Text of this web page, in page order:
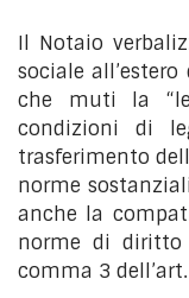
Il Notaio
sociale
che muti la
condizioni di
trasferimento
norme
anche la
norme di diritto
comma 3